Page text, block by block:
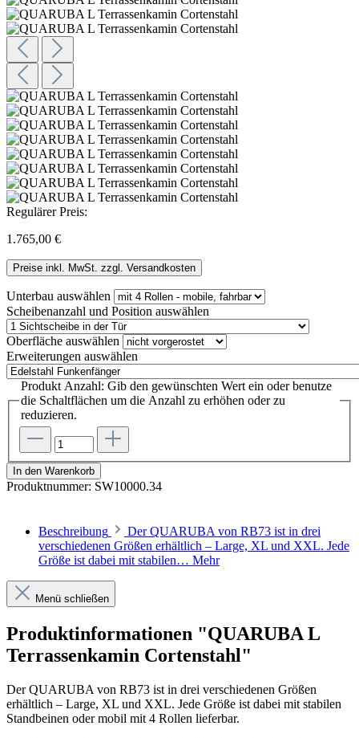
Regulärer Preis:
1.765,00 €
Preise inkl. MwSt. zzgl. Versandkosten
Unterbau auswählen
Scheibenanzahl und Position auswählen
Oberfläche auswählen
Erweiterungen auswählen
Produkt Anzahl: Gib den gewünschten Wert ein oder benutze
die Schaltflächen um die Anzahl zu erhöhen oder zu
reduzieren.
In den Warenkorb
Produktnummer: SW10000.34
Beschreibung
Der QUARUBA von RB73 ist in drei
verschiedenen Größen erhältlich – Large, XL und XXL. Jede
Größe ist dabei mit stabilen… Mehr
Menü schließen
Produktinformationen "QUARUBA L
Terrassenkamin Cortenstahl"
Der QUARUBA von RB73 ist in drei verschiedenen Größen
erhältlich – Large, XL und XXL. Jede Größe ist dabei mit stabilen
Standbeinen oder mobil mit 4 Rollen lieferbar.